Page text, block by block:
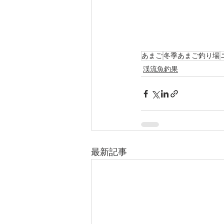
あまご冬季あまご釣り場
渓流魚釣果
最新記事